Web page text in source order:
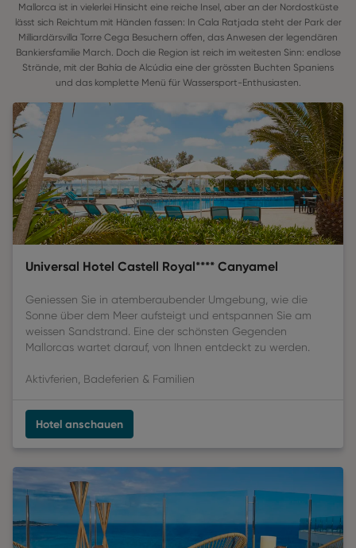
Mallorca ist in vielerlei Hinsicht eine reiche Insel, aber an der Nordostküste
lässt sich Reichtum mit Händen fassen: In Cala Ratjada steht der Park der
Milliardärsvilla Torre Cega Besuchern offen, das Anwesen der legendären
Bankiersfamilie March. Doch die Region ist reich im weitesten Sinn: endlose
Strände, mit der Bahía de Alcúdia eine der grössten Buchten Spaniens
und das komplette Menü für Wassersport-Enthusiasten.
Universal Hotel Castell Royal**** Canyamel
Geniessen Sie in atemberaubender Umgebung, wie die
Sonne über dem Meer aufsteigt und entspannen Sie am
weissen Sandstrand. Eine der schönsten Gegenden
Mallorcas wartet darauf, von Ihnen entdeckt zu werden.
Aktivferien, Badeferien & Familien
Hotel anschauen